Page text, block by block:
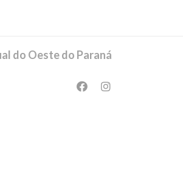
do Oeste do Paraná